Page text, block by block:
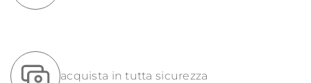
acquista in tutta sicurezza